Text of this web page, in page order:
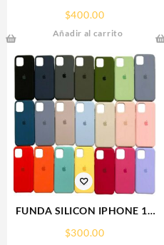
$400.00
Añadir al carrito
FUNDA SILICON IPHONE 15
PRO MAX SILICONE CASE
$300.00